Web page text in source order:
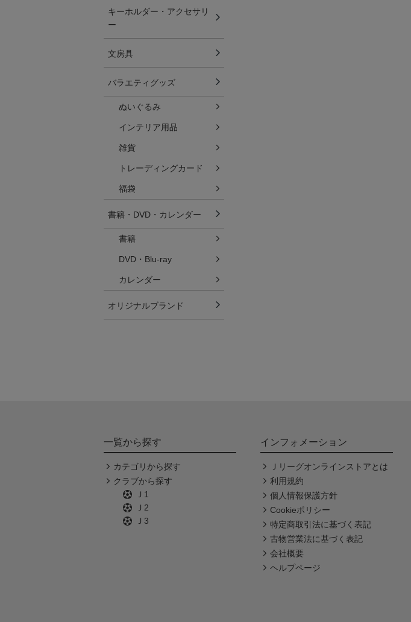
キーホルダー・アクセサリ
ー
文房具
バラエティグッズ
ぬいぐるみ
インテリア用品
雑貨
トレーディングカード
福袋
書籍・DVD・カレンダー
書籍
DVD・Blu-ray
カレンダー
オリジナルブランド
一覧から探す
カテゴリから探す
クラブから探す
Ｊ1
Ｊ2
Ｊ3
インフォメーション
Ｊリーグオンラインストアとは
利用規約
個人情報保護方針
Cookieポリシー
特定商取引法に基づく表記
古物営業法に基づく表記
会社概要
ヘルプページ